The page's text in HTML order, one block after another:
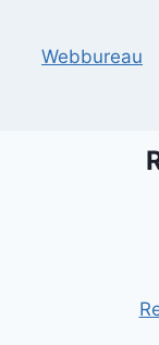
Webbureau